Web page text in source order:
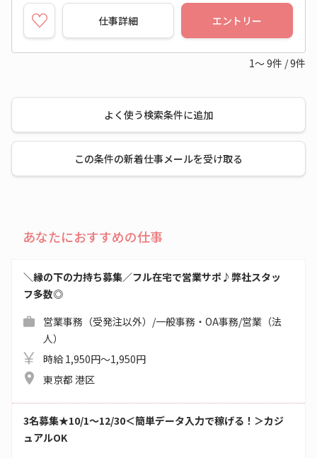
仕事詳細 エントリー
1～9件 /9件
よく使う検索条件に追加
この条件の新着仕事メールを受け取る
あなたにおすすめの仕事
＼縁の下の力持ち募集／フル在宅で営業サポ♪弊社スタッ
フ多数◎
営業事務（受発注以外）/一般事務・OA事務/営業（法
人）
時給 1,950円～1,950円
東京都 港区
3名募集★10/1～12/30＜簡単データ入力で稼げる！＞カジ
ュアルOK